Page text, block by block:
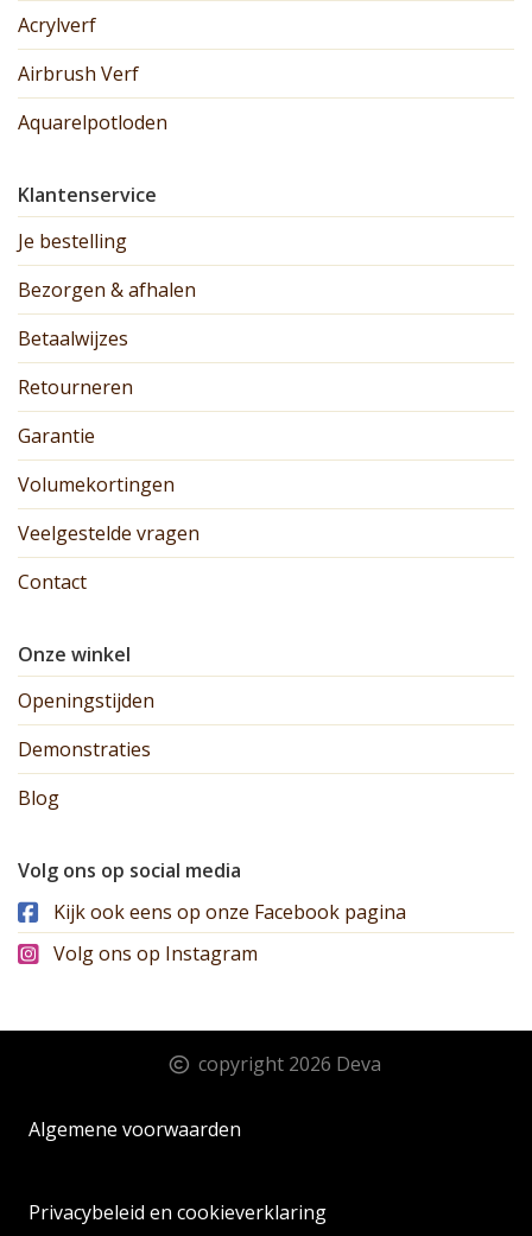
Acrylverf
Airbrush Verf
Aquarelpotloden
Klantenservice
Je bestelling
Bezorgen & afhalen
Betaalwijzes
Retourneren
Garantie
Volumekortingen
Veelgestelde vragen
Contact
Onze winkel
Openingstijden
Demonstraties
Blog
Volg ons op social media
Kijk ook eens op onze Facebook pagina
Volg ons op Instagram
copyright 2026 Deva
Algemene voorwaarden
Privacybeleid en cookieverklaring